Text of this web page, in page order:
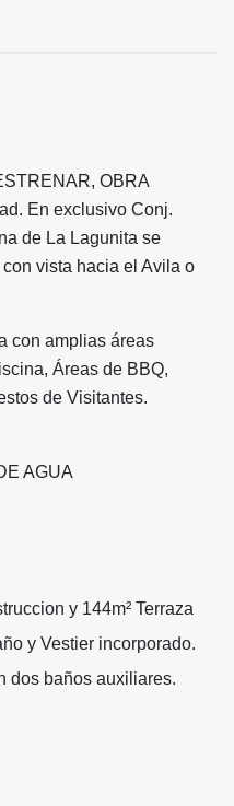
OBRA
En exclusivo Conj.
de La Lagunita se
vista hacia el Avila o
con amplias áreas
Áreas de BBQ,
de Visitantes.
AGUA
y 144m² Terraza
y Vestier incorporado.
dos baños auxiliares.